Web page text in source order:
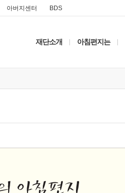
아버지센터 BDS
재단소개 아침편지는